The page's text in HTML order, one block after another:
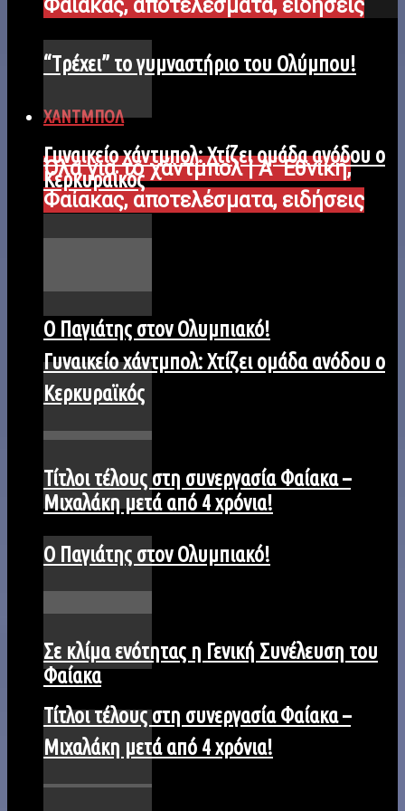
“Tρέχει” το γυμναστήριο του Ολύμπου!
ΧΑΝΤΜΠΟΛ
Όλα για το χάντμπολ | Α΄ Εθνική,
Φαίακας, αποτελέσματα, ειδήσεις
Γυναικείο χάντμπολ: Χτίζει ομάδα ανόδου ο
Κερκυραϊκός
Ο Παγιάτης στον Ολυμπιακό!
Τίτλοι τέλους στη συνεργασία Φαίακα –
Μιχαλάκη μετά από 4 χρόνια!
Φαίακας, αποτελέσματα, ειδήσεις
Γυναικείο χάντμπολ: Χτίζει ομάδα ανόδου ο
Κερκυραϊκός
Ο Παγιάτης στον Ολυμπιακό!
Τίτλοι τέλους στη συνεργασία Φαίακα –
Μιχαλάκη μετά από 4 χρόνια!
Σε κλίμα ενότητας η Γενική Συνέλευση του
Φαίακα